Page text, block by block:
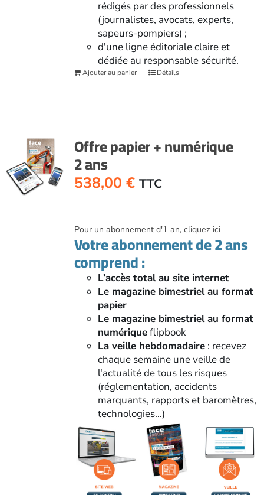
rédigés par des professionnels
(journalistes, avocats, experts,
sapeurs-pompiers) ;
d'une ligne éditoriale claire et
dédiée au responsable sécurité.
Ajouter au panier Détails
Offre papier + numérique
2 ans
538,00 € TTC
Pour un abonnement d'1 an, cliquez ici
Votre abonnement de 2 ans
comprend :
L’accès total au site internet
Le magazine bimestriel au format
papier
Le magazine bimestriel au format
numériqueflipbook
La veille hebdomadaire: recevez
chaque semaine une veille de
l'actualité de tous les risques
(réglementation, accidents
marquants, rapports et baromètres,
technologies...)